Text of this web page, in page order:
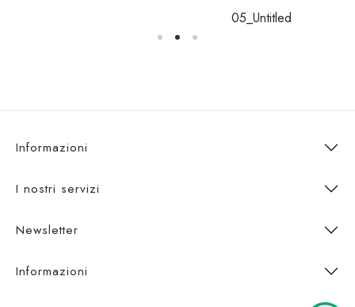
05_Untitled
Informazioni
I nostri servizi
Newsletter
Informazioni